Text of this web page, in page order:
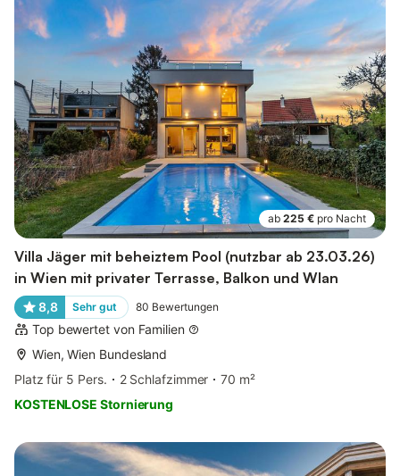
ab 225 € pro Nacht
Villa Jäger mit beheiztem Pool (nutzbar ab 23.03.26)
in Wien mit privater Terrasse, Balkon und Wlan
8,8 Sehr gut 80 Bewertungen
Top bewertet von Familien
Wien, Wien Bundesland
Platz für 5 Pers.
2 Schlafzimmer
70 m²
KOSTENLOSE Stornierung